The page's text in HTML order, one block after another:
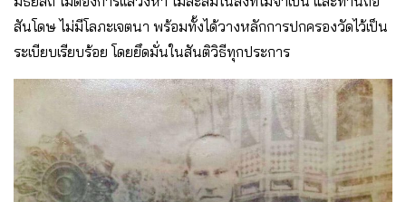
สันโดษ ไม่มีโลภะเจตนา พร้อมทั้งได้วางหลักการปกครองวัดไว้เป็น
ระเบียบเรียบร้อย โดยยึดมั่นในสันติวิธีทุกประการ